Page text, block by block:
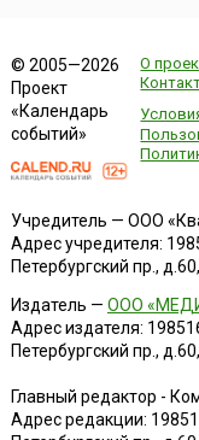
© 2005—2026
Проект
«Календарь
событий»
О
Учредитель — ООО
Адрес учредителя:
Петербургский пр.,
Издатель — ООО
Адрес издателя:
Петербургский пр.,
Главный редактор -
Адрес редакции: